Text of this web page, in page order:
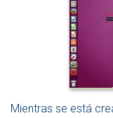
Mientras se está